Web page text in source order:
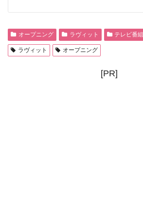
オープニング ラヴィット テレビ番組
ラヴィット オープニング
[PR]